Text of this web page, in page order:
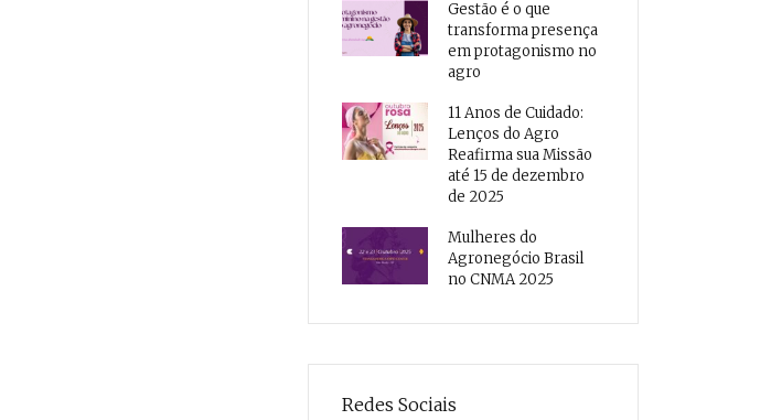
Gestão é o que
transforma presença
em protagonismo no
agro
11 Anos de Cuidado:
Lenços do Agro
Reafirma sua Missão
até 15 de dezembro
de 2025
Mulheres do
Agronegócio Brasil
no CNMA 2025
Redes Sociais